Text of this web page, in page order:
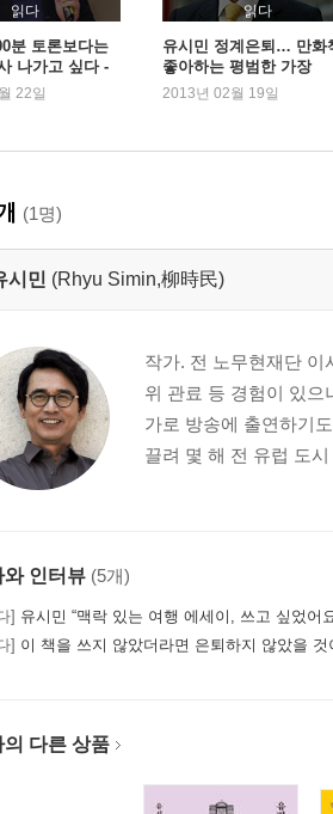
언
제적 해석
부구조
을 규정한다
사의 발견
)태조를 만나다
내셔널리즘
역사학의 몇 가지 문제점
'-역사로부터의 도피
사에서의 우연과 필연
쟁의 빛과 그림자
의 우연과 필연
수자
읽다
분 토론보다는
나가고 싶다 -
것인가』
22일
읽다
유시민 정계은퇴… 만화
좋아하는 평범한 가장
2013년 02월 19일
(1명)
시민 (Rhyu Simin,柳時民)
작가. 전 노무현재단
위 관료 등 경험이 있
가로 방송에 출연하기
끌려 몇 해 전 유럽 도
와 인터뷰 (5개)
] 유시민 “맥락 있는 여행 에세이, 쓰고 싶었어
] 이 책을 쓰지 않았더라면 은퇴하지 않았을 것
의 다른 상품